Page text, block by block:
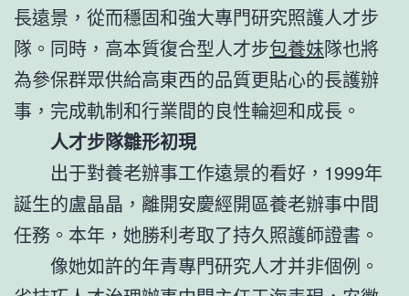
長遠景，從而穩固和強大專門研究照護人才步
隊。同時，高本質復合型人才步包養妹隊也將
為參保群眾供給高東西的品質更貼心的長護辦
事，完成軌制和行業間的良性輪迴和成長。
人才步隊雛形初現
出于對養老辦事工作遠景的看好，1999年
誕生的盧晶晶，離開安慶經開區養老辦事中間
任務。本年，她勝利考取了持久照護師證書。
像她如許的年青專門研究人才并非個例。